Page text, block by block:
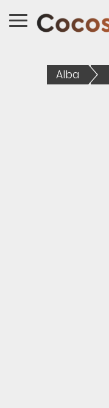
Alba